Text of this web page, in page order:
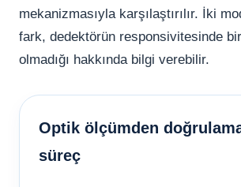
mekanizmasıyla karşılaştırılır. İki
fark, dedektörün responsivitesinde
olmadığı hakkında bilgi verebilir.
Optik ölçümden
süreç